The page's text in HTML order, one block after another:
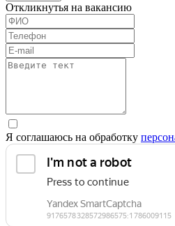
Откликнутья на вакансию
Я соглашаюсь на обработку